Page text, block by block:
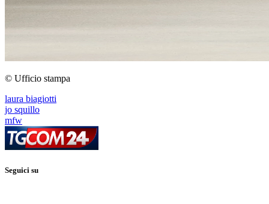
© Ufficio stampa
laura biagiotti
jo squillo
mfw
Seguici su